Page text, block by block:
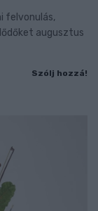
felvonulás,
augusztus
Szólj hozzá!